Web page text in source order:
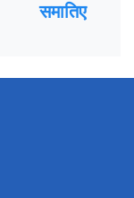
समातिए